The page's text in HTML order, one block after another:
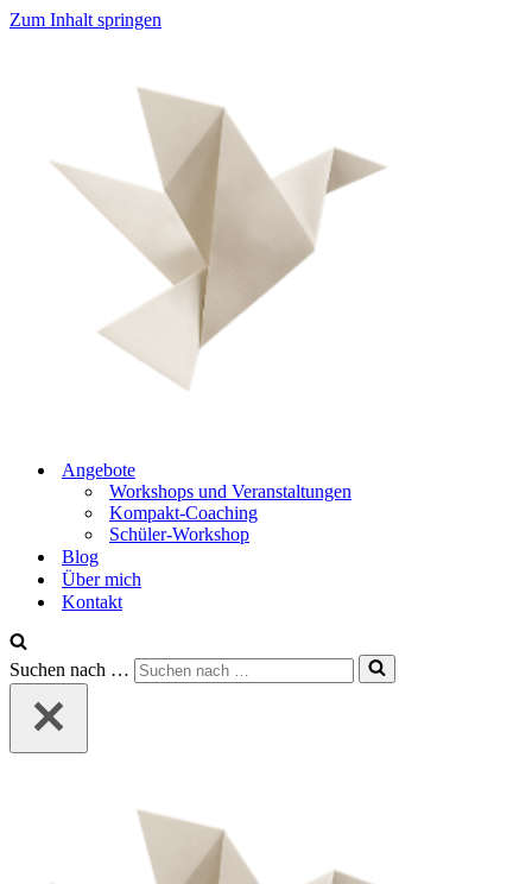
Zum Inhalt springen
Angebote
Workshops und Veranstaltungen
Kompakt-Coaching
Schüler-Workshop
Blog
Über mich
Kontakt
Suchen nach …